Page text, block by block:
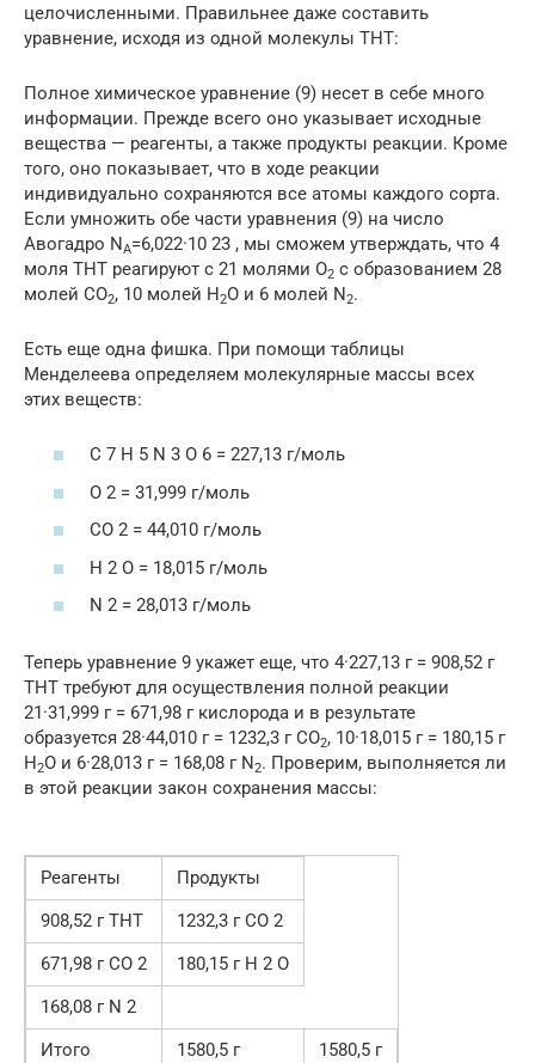
целочисленными. Правильнее даже составить
уравнение, исходя из одной молекулы ТНТ:
Полное химическое уравнение (9) несет в себе много
информации. Прежде всего оно указывает исходные
вещества — реагенты, а также продукты реакции. Кроме
того, оно показывает, что в ходе реакции
индивидуально сохраняются все атомы каждого сорта.
Если умножить обе части уравнения (9) на число
Авогадро NA=6,022·10 23 , мы сможем утверждать, что 4
моля ТНТ реагируют с 21 молями O2 с образованием 28
молей CO2, 10 молей H2O и 6 молей N2.
Есть еще одна фишка. При помощи таблицы
Менделеева определяем молекулярные массы всех
этих веществ:
C 7 H 5 N 3 O 6 = 227,13 г/моль
O 2 = 31,999 г/моль
CO 2 = 44,010 г/моль
H 2 O = 18,015 г/моль
N 2 = 28,013 г/моль
Теперь уравнение 9 укажет еще, что 4·227,13 г = 908,52 г
ТНТ требуют для осуществления полной реакции
21·31,999 г = 671,98 г кислорода и в результате
образуется 28·44,010 г = 1232,3 г CO2, 10·18,015 г = 180,15 г
H2O и 6·28,013 г = 168,08 г N2. Проверим, выполняется ли
в этой реакции закон сохранения массы:
Реагенты
Продукты
908,52 г ТНТ
1232,3 г CO 2
671,98 г CO 2
180,15 г H 2 O
168,08 г N 2
Итого
1580,5 г 1580,5 г